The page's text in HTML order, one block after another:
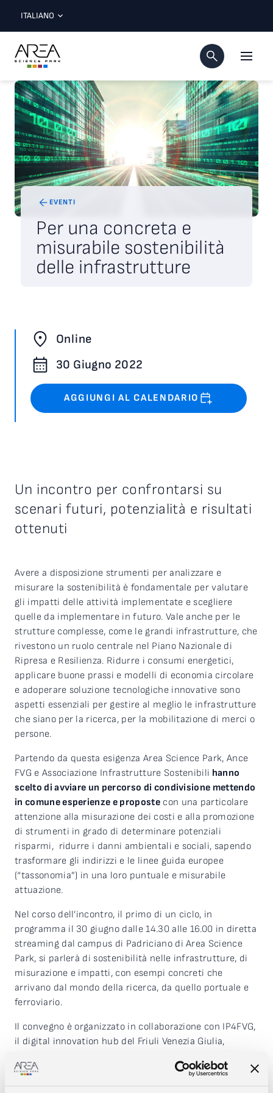
ITALIANO
EVENTI
Per una concreta e
misurabile sostenibilità
delle infrastrutture
Online
30 Giugno 2022
AGGIUNGI AL CALENDARIO
Un incontro per confrontarsi su
scenari futuri, potenzialità e risultati
ottenuti
Avere a disposizione strumenti per analizzare e
misurare la sostenibilità è fondamentale per valutare
gli impatti delle attività implementate e scegliere
quelle da implementare in futuro. Vale anche per le
strutture complesse, come le grandi infrastrutture, che
rivestono un ruolo centrale nel Piano Nazionale di
Ripresa e Resilienza. Ridurre i consumi energetici,
applicare buone prassi e modelli di economia circolare
e adoperare soluzione tecnologiche innovative sono
aspetti essenziali per gestire al meglio le infrastrutture
che siano per la ricerca, per la mobilitazione di merci o
persone.
Partendo da questa esigenza Area Science Park, Ance
FVG e Associazione Infrastrutture Sostenibili hanno
scelto di avviare un percorso di condivisione mettendo
in comune esperienze e propostecon una particolare
attenzione alla misurazione dei costi e alla promozione
di strumenti in grado di determinare potenziali
risparmi, ridurre i danni ambientali e sociali, sapendo
trasformare gli indirizzi e le linee guida europee
(“tassonomia”) in una loro puntuale e misurabile
attuazione.
Nel corso dell’incontro, il primo di un ciclo, in
programma il 30 giugno dalle 14.30 alle 16.00 in diretta
streaming dal campus di Padriciano di Area Science
Park, si parlerà di sostenibilità nelle infrastrutture, di
misurazione e impatti, con esempi concreti che
arrivano dal mondo della ricerca, da quello portuale e
ferroviario.
Il convegno è organizzato in collaborazione con IP4FVG,
il digital innovation hub del Friuli Venezia Giulia,
L’evento è concluso